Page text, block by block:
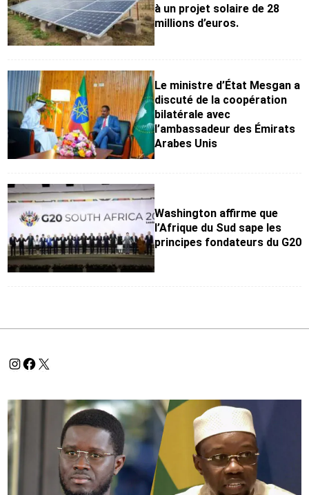
à un projet solaire de 28
millions d’euros.
Le ministre d’État Mesgan a
discuté de la coopération
bilatérale avec
l’ambassadeur des Émirats
Arabes Unis
Washington affirme que
l’Afrique du Sud sape les
principes fondateurs du G20